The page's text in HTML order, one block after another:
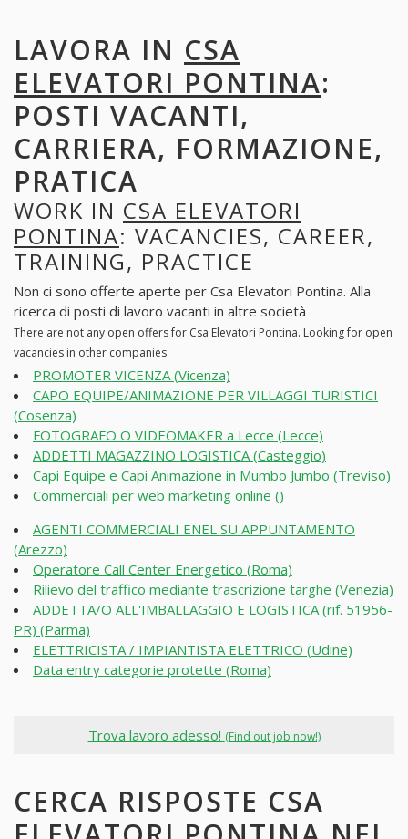
LAVORA IN CSA
ELEVATORI PONTINA:
POSTI VACANTI,
CARRIERA, FORMAZIONE,
PRATICA
WORK IN CSA ELEVATORI
PONTINA: VACANCIES, CAREER,
TRAINING, PRACTICE
Non ci sono offerte aperte per Csa Elevatori Pontina. Alla
ricerca di posti di lavoro vacanti in altre società
There are not any open offers for Csa Elevatori Pontina. Looking for open
vacancies in other companies
PROMOTER VICENZA (Vicenza)
CAPO EQUIPE/ANIMAZIONE PER VILLAGGI TURISTICI
(Cosenza)
FOTOGRAFO O VIDEOMAKER a Lecce (Lecce)
ADDETTI MAGAZZINO LOGISTICA (Casteggio)
Capi Equipe e Capi Animazione in Mumbo Jumbo (Treviso)
Commerciali per web marketing online ()
AGENTI COMMERCIALI ENEL SU APPUNTAMENTO
(Arezzo)
Operatore Call Center Energetico (Roma)
Rilievo del traffico mediante trascrizione targhe (Venezia)
ADDETTA/O ALL'IMBALLAGGIO E LOGISTICA (rif. 51956-
PR) (Parma)
ELETTRICISTA / IMPIANTISTA ELETTRICO (Udine)
Data entry categorie protette (Roma)
Trova lavoro adesso! (Find out job now!)
CERCA RISPOSTE CSA